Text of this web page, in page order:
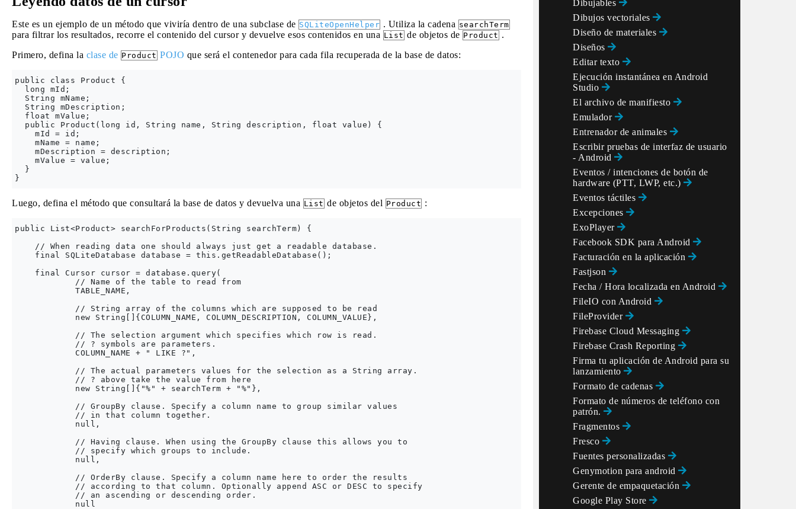
Este es un ejemplo de un método que viviría dentro de una subclase de SQLiteOpenHelper . Utiliza la cadena searchTerm
para filtrar los resultados, recorre el contenido del cursor y devuelve esos contenidos en una List de objetos de Product .
Primero, defina la clase de Product POJO que será el contenedor para cada fila recuperada de la base de datos:
public class Product {
  long mId;
  String mName;
  String mDescription;
  float mValue;
  public Product(long id, String name, String description, float value) {
    mId = id;
    mName = name;
    mDescription = description;
    mValue = value;
  }
Luego, defina el método que consultará la base de datos y devuelva una List de objetos del Product :
public List<Product> searchForProducts(String searchTerm) {
    // When reading data one should always just get a readable database.
    final SQLiteDatabase database = this.getReadableDatabase();
    final Cursor cursor = database.query(
            // Name of the table to read from
            TABLE_NAME,
            // String array of the columns which are supposed to be read
            new String[]{COLUMN_NAME, COLUMN_DESCRIPTION, COLUMN_VALUE},
            // The selection argument which specifies which row is read.
            // ? symbols are parameters.
            COLUMN_NAME + " LIKE ?",
            // The actual parameters values for the selection as a String array.
            // ? above take the value from here
            new String[]{"%" + searchTerm + "%"},
            // GroupBy clause. Specify a column name to group similar values
            // in that column together.
            null,
            // Having clause. When using the GroupBy clause this allows you to
            // specify which groups to include.
            null,
            // OrderBy clause. Specify a column name here to order the results
            // according to that column. Optionally append ASC or DESC to specify
            // an ascending or descending order.
            null
Dibujables
Dibujos vectoriales
Diseño de materiales
Diseños
Editar texto
Ejecución instantánea en Android
Studio
El archivo de manifiesto
Emulador
Entrenador de animales
Escribir pruebas de interfaz de usuario
- Android
Eventos / intenciones de botón de
hardware (PTT, LWP, etc.)
Eventos táctiles
Excepciones
ExoPlayer
Facebook SDK para Android
Facturación en la aplicación
Fastjson
Fecha / Hora localizada en Android
FileIO con Android
FileProvider
Firebase Cloud Messaging
Firebase Crash Reporting
Firma tu aplicación de Android para su
lanzamiento
Formato de cadenas
Formato de números de teléfono con
patrón.
Fragmentos
Fresco
Fuentes personalizadas
Genymotion para android
Gerente de empaquetación
Google Play Store